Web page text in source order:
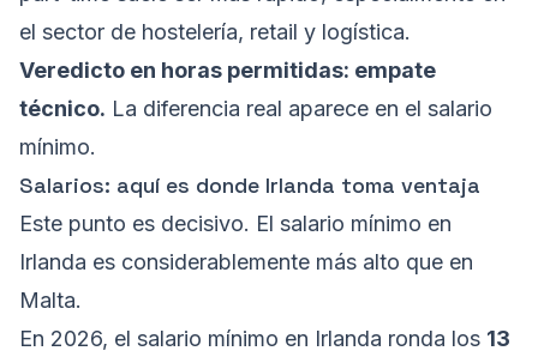
el sector de hostelería, retail y logística.
Veredicto en horas permitidas: empate
técnico. La diferencia real aparece en el salario
mínimo.
Salarios: aquí es donde Irlanda toma ventaja
Este punto es decisivo. El salario mínimo en
Irlanda es considerablemente más alto que en
Malta.
En 2026, el salario mínimo en Irlanda ronda los 13